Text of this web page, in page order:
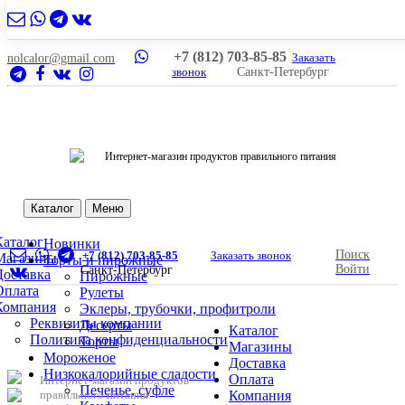
6
nolcalor@gmail.com +7 (812) 703-85-85 Заказать
звонок
Санкт-Петербург
Интернет-магазин продуктов правильного питания
Каталог Меню
Реквизиты компании
Политика конфиденциальности
Новинки
Торты и пирожные
Пирожные
Рулеты
Эклеры, трубочки, профитроли
Десерты
Торты
Мороженое
Низкокалорийные сладости
Печенье, суфле
+7 (812) 703-85-85
Заказать звонок
Санкт-Петербург
Поиск
Войти
Интернет-магазин продуктов
правильного питания
Каталог
Магазины
Доставка
Оплата
Компания